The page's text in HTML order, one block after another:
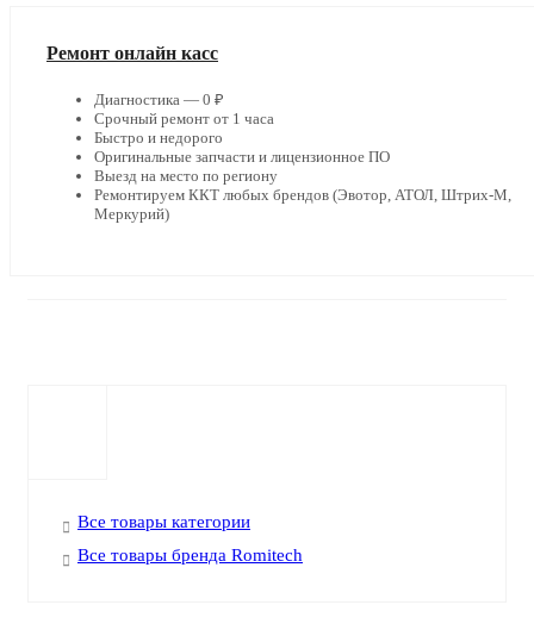
Ремонт онлайн касс
Диагностика — 0 ₽
Срочный ремонт от 1 часа
Быстро и недорого
Оригинальные запчасти и лицензионное ПО
Выезд на место по региону
Ремонтируем ККТ любых брендов (Эвотор, АТОЛ, Штрих-М,
Меркурий)
Все товары категории
Все товары бренда Romitech